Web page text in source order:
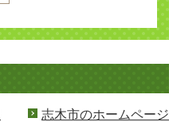
志木市のホームページ